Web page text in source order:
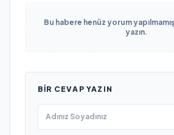
Bu habere henüz yorum
yazın.
BIR CEVAP YAZIN